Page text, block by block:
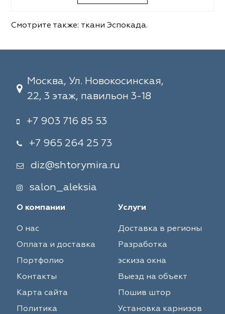
Смотрите также: ткани Эспокада.
Москва, Ул. Новокосинская,
22, 3 этаж, павильон 3-18
+7 903 716 85 53
+7 965 264 25 73
diz@shtorymira.ru
salon_aleksia
О компании
О нас
Оплата и доставка
Портфолио
Контакты
Карта сайта
Политика
Услуги
Доставка в регионы
Разработка
эскиза окна
Выезд на объект
Пошив штор
Установка карнизов